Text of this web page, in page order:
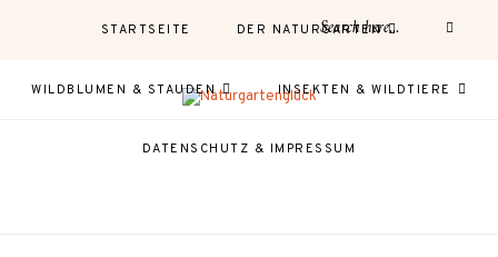
STARTSEITE DER NATURGARTEN
WILDBLUMEN & STAUDEN INSEKTEN & WILDTIERE
DATENSCHUTZ & IMPRESSUM